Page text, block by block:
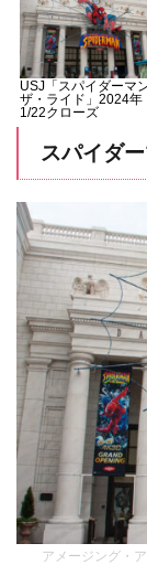
USJ「スパイダーマ
ザ・ライド」2024年
1/22クローズ
スパイダ
アメージング・